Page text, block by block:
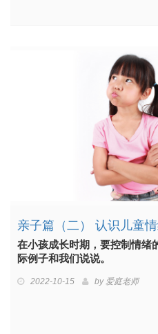
亲子篇（二） 认识儿童
在小孩成长时期，要控制情绪
际例子和我们说说。
2022-10-15 by爱庭老师